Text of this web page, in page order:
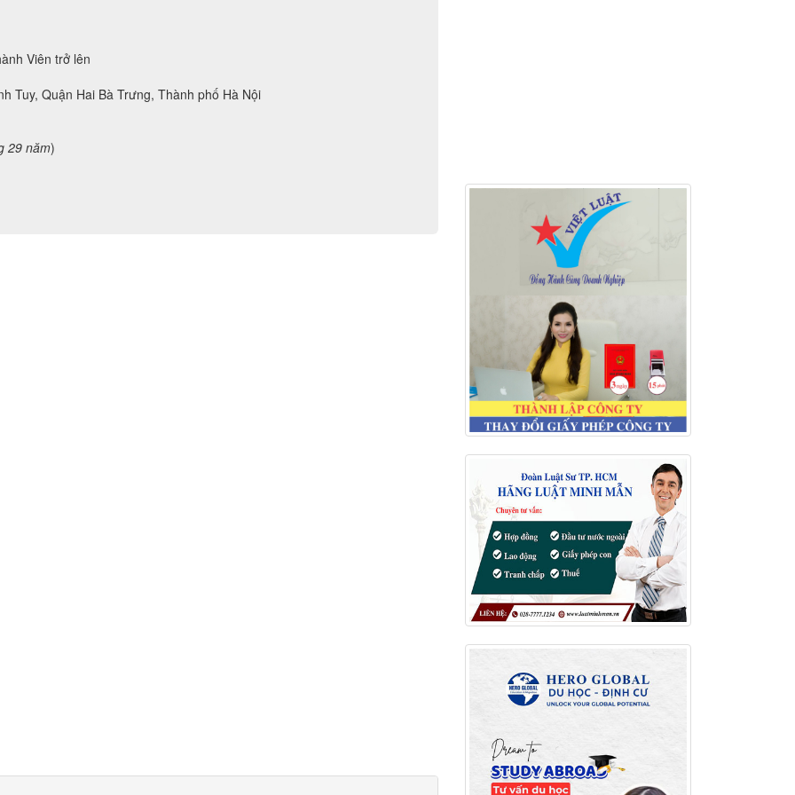
Viên trở lên
Tuy, Quận Hai Bà Trưng, Thành phố Hà Nội
29 năm)